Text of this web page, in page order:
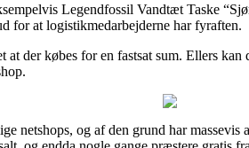
Legendfossil Vandtæt Taske
for at logistikmedarbejderne har fyraften.
der købes for en fastsat sum. Ellers
netshops, og af den grund har